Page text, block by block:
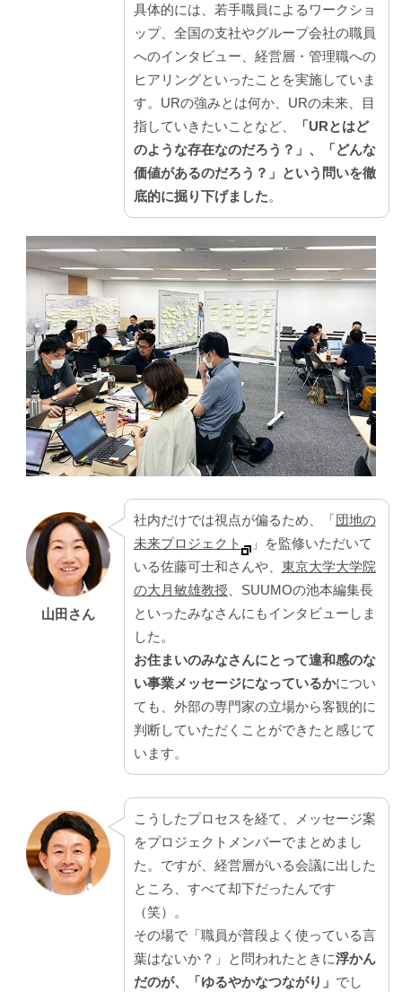
具体的には、若手職員によるワークショ
ップ、全国の支社やグループ会社の職員
へのインタビュー、経営層・管理職への
ヒアリングといったことを実施していま
す。URの強みとは何か、URの未来、目
指していきたいことなど、
「URとはど
のような存在なのだろう？」、「どんな
価値があるのだろう？」という問いを徹
底的に掘り下げました。
山田さん
社内だけでは視点が偏るため、「団地の
未来プロジェクト
」を監修いただいて
いる佐藤可士和さんや、 東京大学大学院
の大月敏雄教授 、SUUMOの池本編集長
といったみなさんにもインタビューしま
した。
お住まいのみなさんにとって違和感のな
い事業メッセージになっているかについ
ても、外部の専門家の立場から客観的に
判断していただくことができたと感じて
います。
こうしたプロセスを経て、メッセージ案
をプロジェクトメンバーでまとめまし
た。ですが、経営層がいる会議に出した
ところ、すべて却下だったんです
（笑）。
その場で「職員が普段よく使っている言
葉はないか？」と問われたときに浮かん
だのが、「ゆるやかなつながり」 でし